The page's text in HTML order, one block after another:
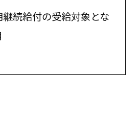
続給付の受給対象とな